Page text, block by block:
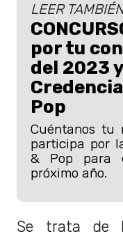
LEER
por tu
del 2023
Pop
Cuéntanos tu
participa por
& Pop para
próximo año.
Se trata de